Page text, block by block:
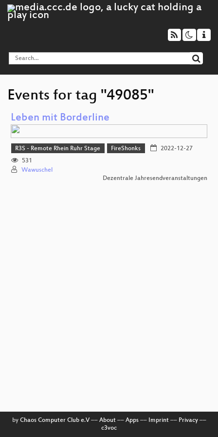
Events for tag "49085"
Leben mit Borderline
R3S - Remote Rhein Ruhr Stage FireShonks
2022-12-27
531
Wawuschel
Dezentrale Jahresendveranstaltungen
by Chaos Computer Club e.V–– About–– Apps–– Imprint–– Privacy––
c3voc